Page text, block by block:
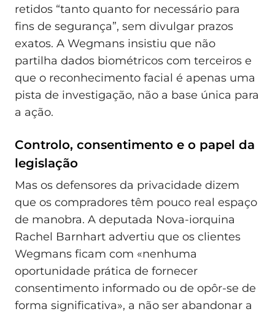
retidos “tanto quanto for necessário para
fins de segurança”, sem divulgar prazos
exatos. A Wegmans insistiu que não
partilha dados biométricos com terceiros e
que o reconhecimento facial é apenas uma
pista de investigação, não a base única para
a ação.
Controlo, consentimento e o papel da
legislação
Mas os defensores da privacidade dizem
que os compradores têm pouco real espaço
de manobra. A deputada Nova-iorquina
Rachel Barnhart advertiu que os clientes
Wegmans ficam com «nenhuma
oportunidade prática de fornecer
consentimento informado ou de opôr-se de
forma significativa», a não ser abandonar a